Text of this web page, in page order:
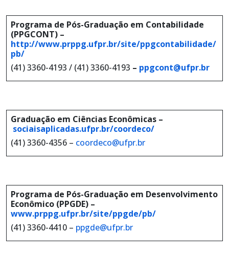
Programa de Pós-Graduação em Contabilidade
(PPGCONT) –
http://www.prppg.ufpr.br/site/ppgcontabilidade/
pb/
(41) 3360-4193 / (41) 3360-4193 – ppgcont@ufpr.br
Graduação em Ciências Econômicas –
sociaisaplicadas.ufpr.br/coordeco/
(41) 3360-4356 – coordeco@ufpr.br
Programa de Pós-Graduação em Desenvolvimento
Econômico (PPGDE) –
www.prppg.ufpr.br/site/ppgde/pb/
(41) 3360-4410 – ppgde@ufpr.br